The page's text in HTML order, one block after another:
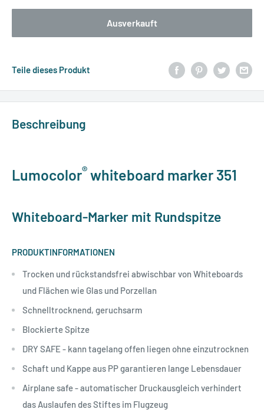
Ausverkauft
Teile dieses Produkt
Beschreibung
Lumocolor® whiteboard marker 351
Whiteboard-Marker mit Rundspitze
PRODUKTINFORMATIONEN
Trocken und rückstandsfrei abwischbar von Whiteboards
und Flächen wie Glas und Porzellan
Schnelltrocknend, geruchsarm
Blockierte Spitze
DRY SAFE - kann tagelang offen liegen ohne einzutrocknen
Schaft und Kappe aus PP garantieren lange Lebensdauer
Airplane safe - automatischer Druckausgleich verhindert
das Auslaufen des Stiftes im Flugzeug